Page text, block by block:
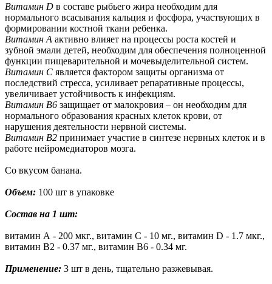
Витамин D в составе рыбьего жира необходим для
нормального всасывания кальция и фосфора, участвующих в
формировании костной ткани ребенка.
Витамин А активно влияет на процессы роста костей и
зубной эмали детей, необходим для обеспечения полноценной
функции пищеварительной и мочевыделительной систем.
Витамин С является фактором защиты организма oт
последствий стресса, усиливает репаративные процессы,
увеличивает устойчивость к инфекциям.
Витамин В6 защищает от малокровия – он необходим для
нормального образования красных клеток крови, от
нарушения деятельности нервной системы.
Витамин B2 принимает участие в синтезе нервных клеток и в
работе нейромедиаторов мозга.
Со вкусом банана.
Объем: 100 шт в упаковке
Состав на 1 шт:
витамин А - 200 мкг., витамин С - 10 мг., витамин D - 1.7 мкг.,
витамин В2 - 0.37 мг., витамин В6 - 0.34 мг.
Применение: 3 шт в день, тщательно разжевывая.